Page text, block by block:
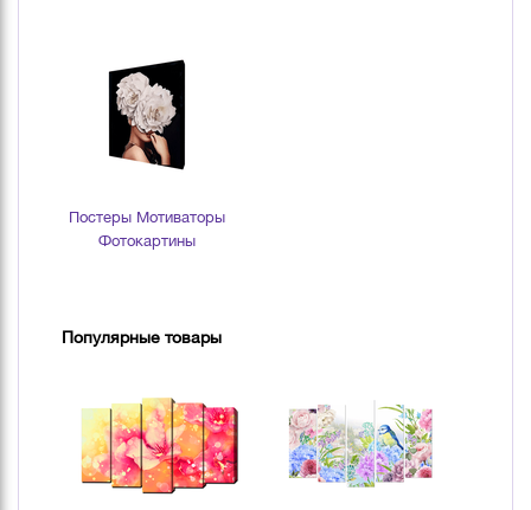
Постеры Мотиваторы
Фотокартины
Популярные товары